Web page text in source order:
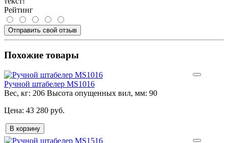
Рейтинг
Отправить свой отзыв
Похожие товары
Ручной штабелер MS1016
Вес, кг: 206 Высота опущенных вил, мм: 90
43 280 руб.
В корзину